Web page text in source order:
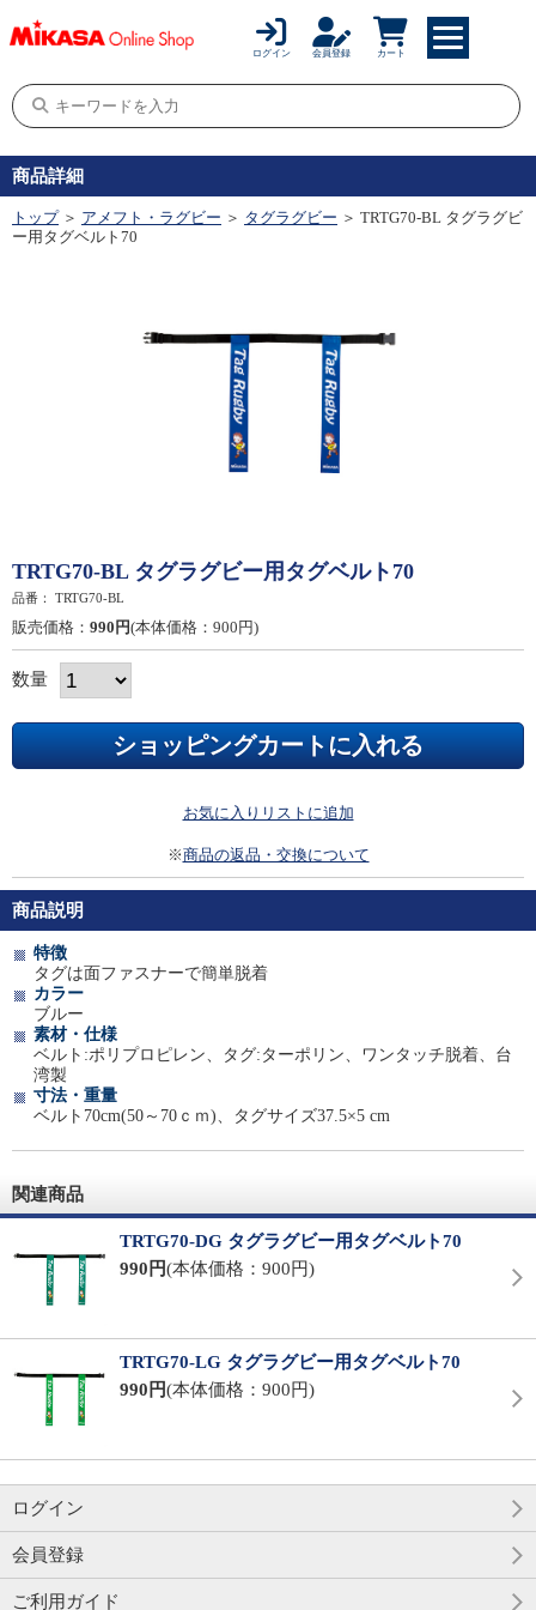
ログイン 会員登録 カート
商品詳細
トップ ＞ アメフト・ラグビー ＞ タグラグビー ＞ TRTG70-BL タグラグビ
ー用タグベルト70
TRTG70-BL タグラグビー用タグベルト70
品番： TRTG70-BL
販売価格： 990円(本体価格：900円)
数量
お気に入りリストに追加
※商品の返品・交換について
商品説明
特徴
タグは面ファスナーで簡単脱着
カラー
ブルー
素材・仕様
ベルト:ポリプロピレン、タグ:ターポリン、ワンタッチ脱着、台
湾製
寸法・重量
ベルト70cm(50～70ｃｍ)、タグサイズ37.5×5 cm
関連商品
TRTG70-DG タグラグビー用タグベルト70
990円(本体価格：900円)
TRTG70-LG タグラグビー用タグベルト70
990円(本体価格：900円)
ログイン
会員登録
ご利用ガイド